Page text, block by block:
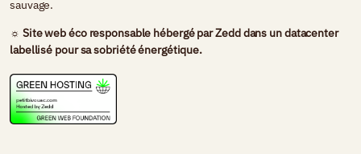
sauvage.
☼ Site web éco responsable hébergé parZedddans un datacenter
labellisé pour sa sobriété énergétique.